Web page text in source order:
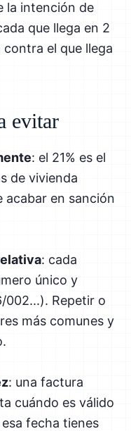
la intención de
que llega en 2
el que llega
evitar
: el 21% es el
de vivienda
acabar en sanción
: cada
único y
002...). Repetir o
más comunes y
: una factura
cuándo es válido
fecha tienes